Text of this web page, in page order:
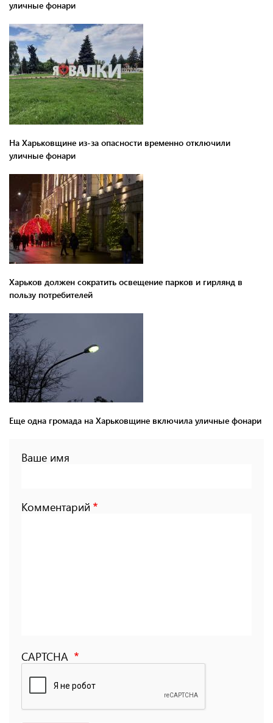
уличные фонари
На Харьковщине из-за опасности временно отключили
уличные фонари
Харьков должен сократить освещение парков и гирлянд в
пользу потребителей
Еще одна громада на Харьковщине включила уличные фонари
Ваше имя
Комментарий
CAPTCHA